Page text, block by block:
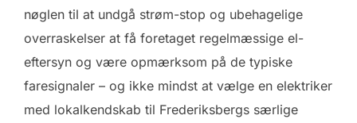
nøglen til at undgå strøm-stop og ubehagelige
overraskelser at få foretaget regelmæssige el-
eftersyn og være opmærksom på de typiske
faresignaler – og ikke mindst at vælge en elektriker
med lokalkendskab til Frederiksbergs særlige